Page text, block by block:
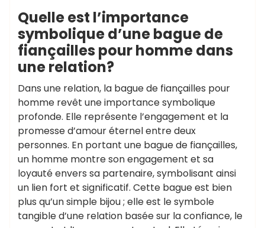
Quelle est l’importance
symbolique d’une bague de
fiançailles pour homme dans
une relation?
Dans une relation, la bague de fiançailles pour
homme revêt une importance symbolique
profonde. Elle représente l’engagement et la
promesse d’amour éternel entre deux
personnes. En portant une bague de fiançailles,
un homme montre son engagement et sa
loyauté envers sa partenaire, symbolisant ainsi
un lien fort et significatif. Cette bague est bien
plus qu’un simple bijou ; elle est le symbole
tangible d’une relation basée sur la confiance, le